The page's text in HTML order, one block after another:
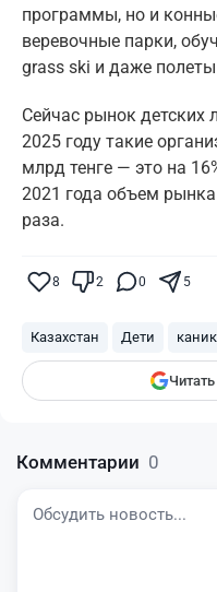
программы, но и
веревочные парки,
grass ski и даже
Сейчас рынок детских
2025 году такие
млрд тенге — это на
2021 года объем
раза.
8 2 0 5
Казахстан Дети
Комментарии 0